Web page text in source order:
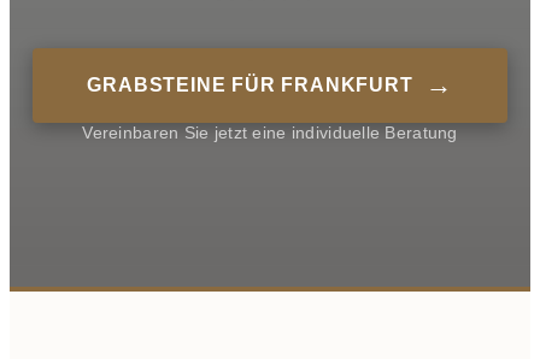
GRABSTEINE FÜR FRANKFURT →
Vereinbaren Sie jetzt eine individuelle Beratung